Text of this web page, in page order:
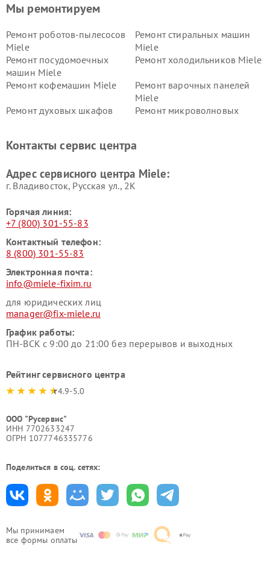
Мы принимаем
все формы оплаты
Мы ремонтируем
Ремонт роботов-пылесосов
Miele
Ремонт стиральных машин
Miele
Ремонт посудомоечных
машин Miele
Ремонт холодильников Miele
Ремонт кофемашин Miele
Ремонт варочных панелей
Miele
Ремонт духовых шкафов
Ремонт микроволновых
Miele
Miele
пылесосов Miele
Контакты сервис центра
Адрес сервисного центра Miele:
г. Владивосток, Русская ул., 2К
Горячая линия:
+7 (800) 301-55-83
Контактный телефон:
8 (800) 301-55-83
Электронная почта:
info@miele-fixim.ru
для юридических лиц
manager@fix-miele.ru
График работы:
ПН-ВСК с 9:00 до 21:00 без перерывов и выходных
Рейтинг сервисного центра
4.9-5.0
ООО "Русервис"
ИНН 7702633247
ОГРН 1077746335776
Поделиться в соц. сетях: